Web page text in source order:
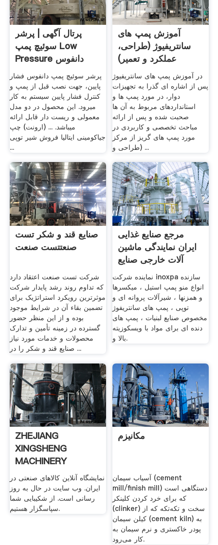
پرتال آگهی | پرشر
سوئیچ پمپ Low
Pressure دانفوس
مدل KP1
پرشر سوئیچ پمپ دانفوس فشار
پایین، جهت نصب قبل از پمپ و
کنترل فشار پایین سیستم به کار
میرود. این محصول در دو مدل
معمولی و ریست دار قابل ارائه
میباشد. ... (ارونت) چپ
جیاکومینی ایتالیا فروش شیر توپی
...
آموزش پمپ های
سانتریفیوژ (طراحی،
عملکرد و تعمیر)
فرادرس
در آموزش پمپ های سانتریفیوژ
پس از اشاره ای گذرا به تجهیزات
دوار، در مورد پمپ ها و
استانداردهای مربوط به آن ها
صحبت شده و پس از ارائه
مباحث تخصصی و کاربردی در
مورد پمپ های گریز از مرکز
(طراحی و ...
صنایع قند و شکر تست
صنعتتست صنعت
شرکت تست صنعت اعتقاد دارد
که تداوم روند رشد پایدار شرکت
موثرترین رویکرد استراتژیک برای
تضمین بقاء آن در شرایط موجود
بوده و از این منظر حضور
گسترده در زمینه تأمین و تدارک
محصولات و خدمات مورد نیاز
صنایع قند و شکر را در ...
مرجع صنایع غذایی
ایران نمایندگی ماشین
آلات خارجی صنایع
غذایی
نماینده شرکت inoxpa سازنده
انواع منو پمپ استیل ، میکسرها
و همزنها ، شیرآلات پروانه ای و
توپی ، پمپ های سانتریفوژ
مخصوص صنایع لبنیات ، پمپ های
دنده ای برای مواد با ویسکوزیته
بالا و.
ZHEJIANG
XINGSHENG
MACHINERY
CO.,LTD
نمایشگاه آنلاین کالاهای صنعتی در
ایران. وب سایت در حال به روز
رسانی است. از شکیبایی شما
سپاسگزار هستیم.
مکانیزم
آسیاب سیمان (cement
mill/finish mill) دستگاهی است
که برای خرد کردن کلینکر
(clinker) سخت و تکه‌تکه که از
کیلن سیمان (cement kiln) به
پودر خاکستری و نرم سیمان به
کار می‌رود.